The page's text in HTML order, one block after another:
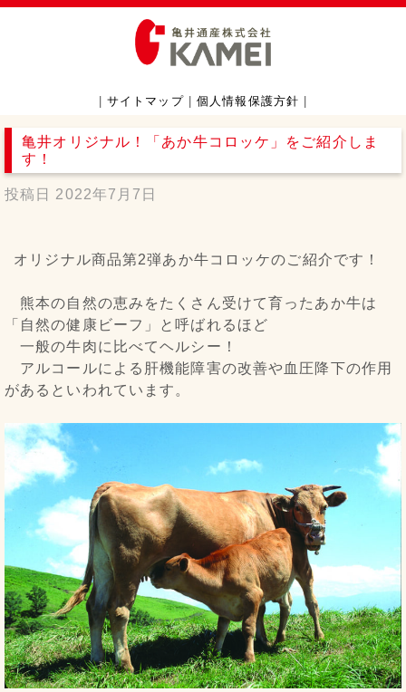
サイトマップ|個人情報保護方針
亀井オリジナル！「あか牛コロッケ」をご紹介しま
す！
投稿日 2022年7月7日
オリジナル商品第2弾あか牛コロッケのご紹介です！
熊本の自然の恵みをたくさん受けて育ったあか牛は
「自然の健康ビーフ」と呼ばれるほど
一般の牛肉に比べてヘルシー！
アルコールによる肝機能障害の改善や血圧降下の作用
があるといわれています。